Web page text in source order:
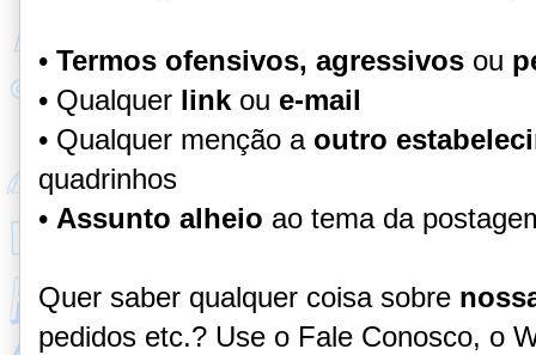
• Termos ofensivos, agressivos ou
• Qualquer linkou e-mail
• Qualquer menção a outro
quadrinhos
• Assunto alheio ao tema da
Quer saber qualquer coisa sobre
pedidos etc.? Use o Fale Conosco, o